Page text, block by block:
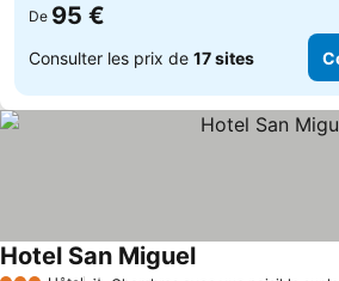
De 95 €
Consulter les prix de 17 sites
Hotel San MiguelConsulter les